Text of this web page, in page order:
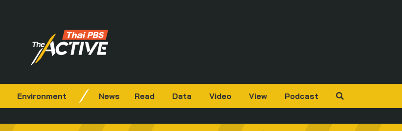
Environment News Read Data Video View Podcast